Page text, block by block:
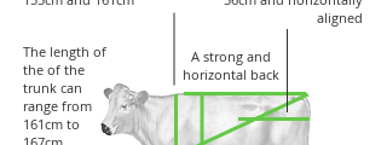
aligned
A strong and
horizontal back
The length of
the of the
trunk can
range from
161cm to